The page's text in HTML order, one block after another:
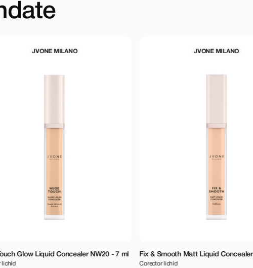
MILANO
Concealer NW20 - 7 ml
JVONE MILANO
Fix & Smooth Matt Liquid Concealer NW10 - 8 ml